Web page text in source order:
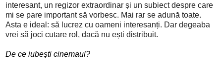
interesant, un regizor extraordinar și un subiect despre care
mi se pare important să vorbesc. Mai rar se adună toate.
Asta e ideal: să lucrez cu oameni interesanți. Dar degeaba
vrei să joci cutare rol, dacă nu ești distribuit.
De ce iubești cinemaul?